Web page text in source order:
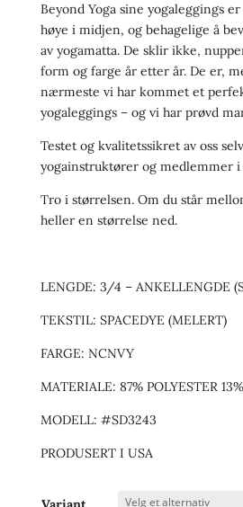
Beyond Yoga sine yogaleggings
høye i midjen, og behagelige å
av yogamatta. De sklir ikke,
form og farge år etter år. De er,
nærmeste vi har kommet et
yogaleggings – og vi har prøvd
Testet og kvalitetssikret av oss
yogainstruktører og medlemmer i
Tro i størrelsen. Om du står
heller en størrelse ned.
LENGDE: 3/4 – ANKELLENGDE
TEKSTIL: SPACEDYE (MELERT)
FARGE: NCNVY
MATERIALE: 87% POLYESTER
MODELL: #SD3243
PRODUSERT I USA